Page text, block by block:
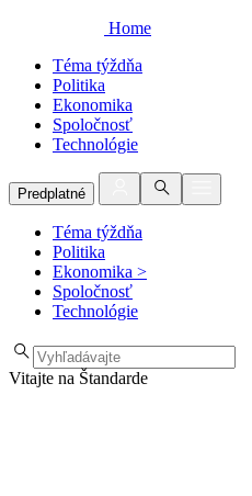
Home
Téma týždňa
Politika
Ekonomika
Spoločnosť
Technológie
Predplatné
Téma týždňa
Politika
Ekonomika >
Spoločnosť
Technológie
Vitajte na Štandarde